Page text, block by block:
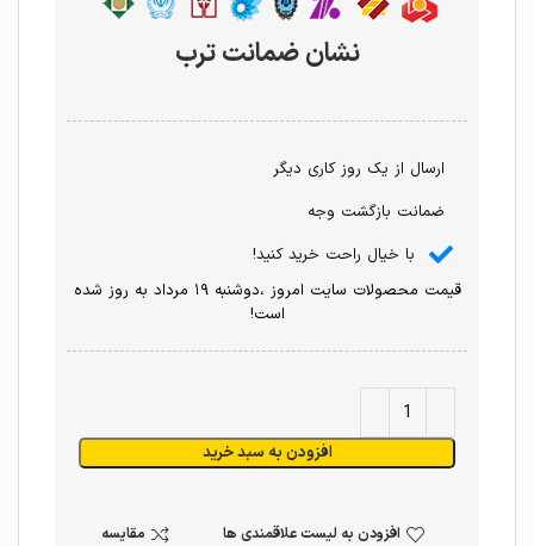
نشان ضمانت ترب
ارسال از یک روز کاری دیگر
ضمانت بازگشت وجه
با خیال راحت خرید کنید!
قیمت محصولات سایت امروز ،دوشنبه ۱۹ مرداد به روز شده
است!
افزودن به سبد خرید
افزودن به لیست علاقمندی ها مقایسه